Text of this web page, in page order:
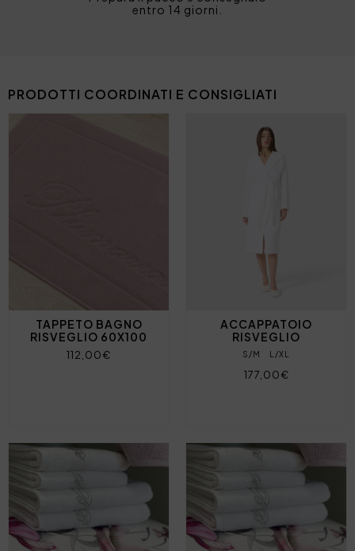
entro 14 giorni.
PRODOTTI COORDINATI E CONSIGLIATI
TAPPETO BAGNO
RISVEGLIO 60X100
112,00€
ACCAPPATOIO
RISVEGLIO
S/M L/XL
177,00€